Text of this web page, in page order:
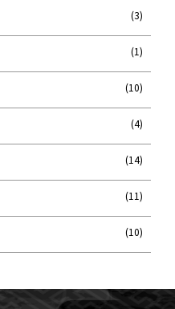
(3)
(1)
(10)
(4)
(14)
(11)
(10)